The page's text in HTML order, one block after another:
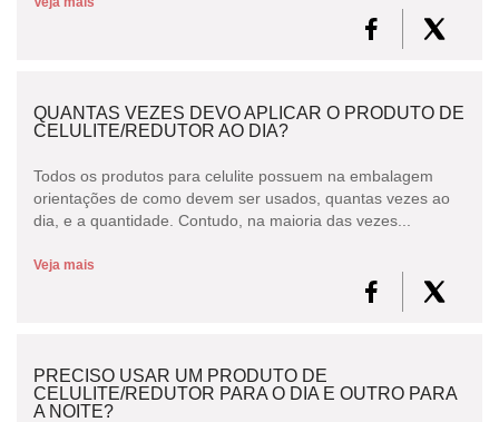
QUANTAS VEZES DEVO APLICAR O PRODUTO DE
CELULITE/REDUTOR AO DIA?
Todos os produtos para celulite possuem na embalagem
orientações de como devem ser usados, quantas vezes ao
dia, e a quantidade. Contudo, na maioria das vezes...
Veja mais
PRECISO USAR UM PRODUTO DE
CELULITE/REDUTOR PARA O DIA E OUTRO PARA
A NOITE?